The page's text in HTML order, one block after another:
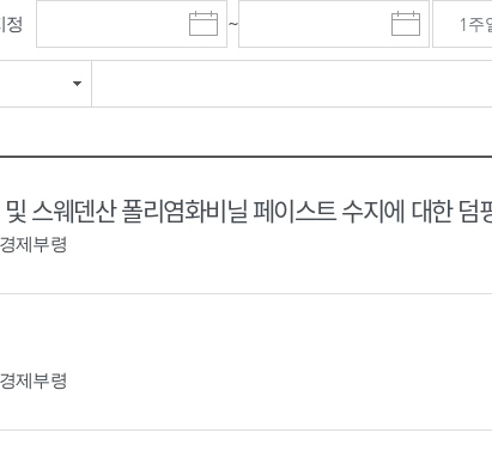
정
시
작
~
마
감
1주
스웨덴산 폴리염화비닐 페이스트 수지에 대한 덤
제부령
제부령